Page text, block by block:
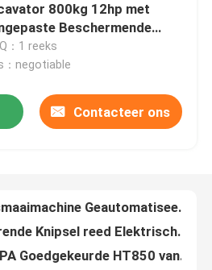
800kg 12hp met
Beschermende
：1 reeks
：negotiable
Contacteer ons
OEM ODM Mini Crawler Lawn Mower Small het Automatische Grasmaaimachine Snelle Wieden
ISO Al van de Grasmaaimachineyanmar van de Terrein Elektrisch Afstandsbediening de Motor Hydraulisch Platform
Regelbare Robotachtige de Afstandsbedieningmaaimachine Op batterijen van de Hoogte Automatische Grasmaaimachine
1500w automatische van de het Gras Scherpe Robot van de Yardmaaimachine Automatische OEM HT550WG